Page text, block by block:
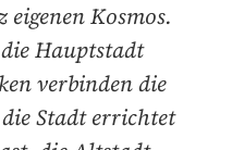
eigenen Kosmos.
Hauptstadt
verbinden die
Stadt errichtet